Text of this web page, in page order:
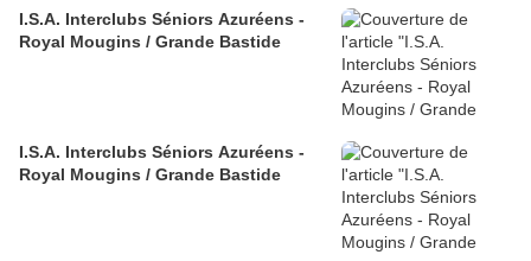
I.S.A. Interclubs Séniors Azuréens -
Royal Mougins / Grande Bastide
I.S.A. Interclubs Séniors Azuréens -
Royal Mougins / Grande Bastide